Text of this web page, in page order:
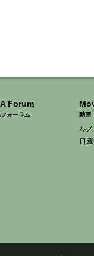
Forum
ォーラム 動画
ル
日